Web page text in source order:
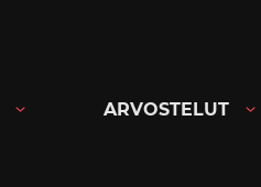
ARVOSTELUT